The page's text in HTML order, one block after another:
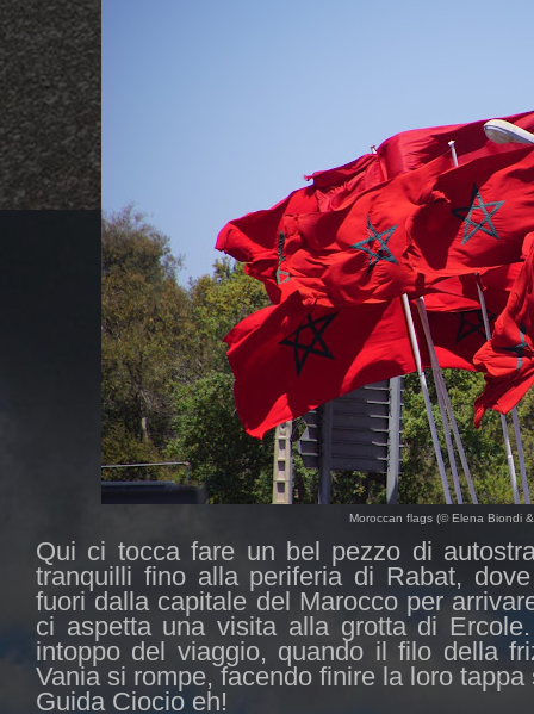
Moroccan flags (© Elena Biondi
Qui ci tocca fare un bel pezzo di
tranquilli fino alla periferia di Rabat,
fuori dalla capitale del Marocco per
ci aspetta una visita alla grotta di
intoppo del viaggio, quando il filo della
Vania si rompe, facendo finire la loro
Guida Ciocio eh!